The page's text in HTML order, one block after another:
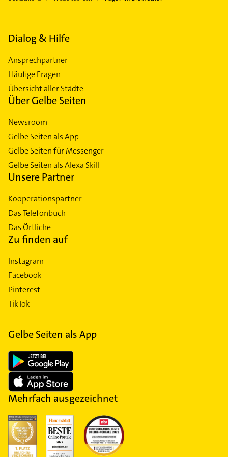
Dialog & Hilfe
Ansprechpartner
Häufige Fragen
Übersicht aller Städte
Über Gelbe Seiten
Newsroom
Gelbe Seiten als App
Gelbe Seiten für Messenger
Gelbe Seiten als Alexa Skill
Unsere Partner
Kooperationspartner
Das Telefonbuch
Das Örtliche
Zu finden auf
Instagram
Facebook
Pinterest
TikTok
Gelbe Seiten als App
Mehrfach ausgezeichnet